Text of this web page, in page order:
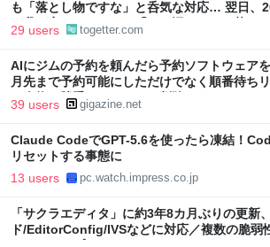
も「落とし物ですな」と呑気な対応… 翌日、
が我が家にやってきて「この辺にカメラ落と
29 users togetter.com
AIにジムの予約を頼んだら予約ソフトウェア
月先まで予約可能にしただけでなく順番待ち
の人物を勝手にリストから削除
39 users gigazine.net
Claude CodeでGPT-5.6を使ったら凍結！
リセットする事態に
13 users pc.watch.impress.co.jp
「サクラエディタ」に約3年8カ月ぶりの更新
ド/EditorConfig/IVSなどに対応／複数の脆弱